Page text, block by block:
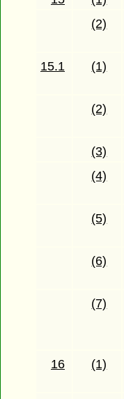
(2)
15.1
(1)
(2)
(3)
(4)
(5)
(6)
(7)
16
(1)